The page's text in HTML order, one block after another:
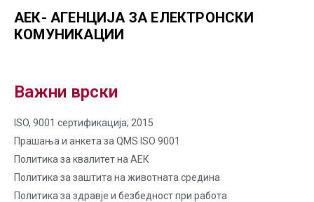
АЕК- АГЕНЦИЈА ЗА ЕЛЕКТРОНСКИ
КОМУНИКАЦИИ
Важни врски
ISO, 9001 сертификација; 2015
Прашања и анкета за QMS ISO 9001
Политика за квалитет на AЕК
Политика за заштита на животната средина
Политика за здравје и безбедност при работа